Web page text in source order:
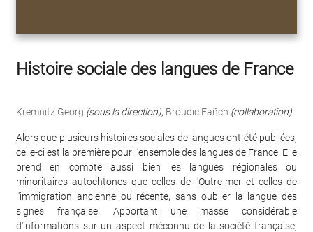
Histoire sociale des langues de France
Kremnitz Georg (sous la direction), Broudic Fañch (collaboration)
Alors que plusieurs histoires sociales de langues ont été publiées,
celle-ci est la première pour l'ensemble des langues de France. Elle
prend en compte aussi bien les langues régionales ou
minoritaires autochtones que celles de l'Outre-mer et celles de
l'immigration ancienne ou récente, sans oublier la langue des
signes française. Apportant une masse considérable
d'informations sur un aspect méconnu de la société française,